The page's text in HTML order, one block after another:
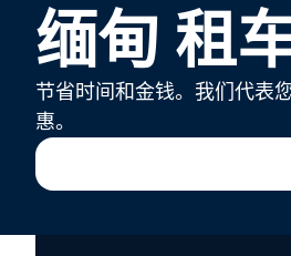
缅甸 租
节省时间和金钱。我们代表
惠。